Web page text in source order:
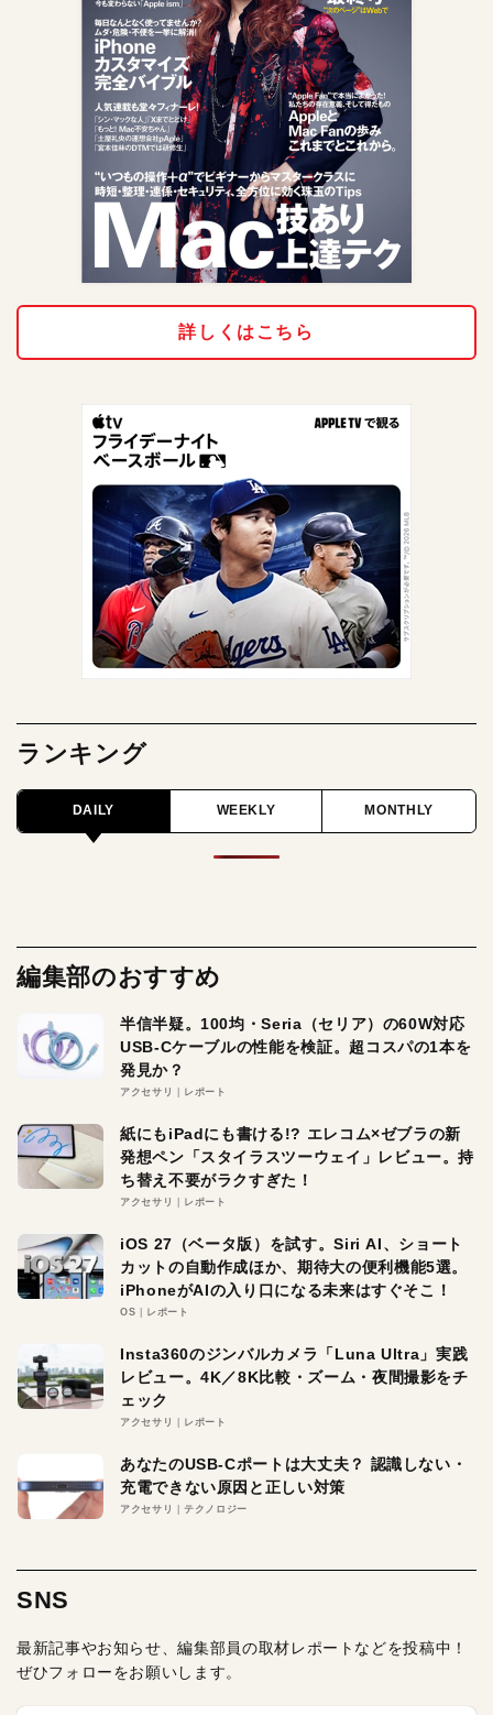
詳しくはこちら
ランキング
DAILY WEEKLY MONTHLY
編集部のおすすめ
半信半疑。100均・Seria（セリア）の60W対応
USB-Cケーブルの性能を検証。超コスパの1本を
発見か？
アクセサリ レポート
紙にもiPadにも書ける!? エレコム×ゼブラの新
発想ペン「スタイラスツーウェイ」レビュー。持
ち替え不要がラクすぎた！
アクセサリ レポート
iOS 27（ベータ版）を試す。Siri AI、ショート
カットの自動作成ほか、期待大の便利機能5選。
iPhoneがAIの入り口になる未来はすぐそこ！
OS レポート
Insta360のジンバルカメラ「Luna Ultra」実践
レビュー。4K／8K比較・ズーム・夜間撮影をチ
ェック
アクセサリ レポート
あなたのUSB-Cポートは大丈夫？ 認識しない・
充電できない原因と正しい対策
アクセサリ テクノロジー
SNS
最新記事やお知らせ、編集部員の取材レポートなどを投稿中！
ぜひフォローをお願いします。